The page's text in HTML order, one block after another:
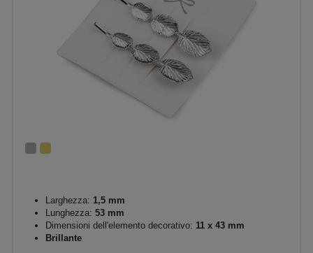
Larghezza: 1,5 mm
Lunghezza: 53 mm
Dimensioni dell'elemento decorativo: 11 x 43 mm
Brillante